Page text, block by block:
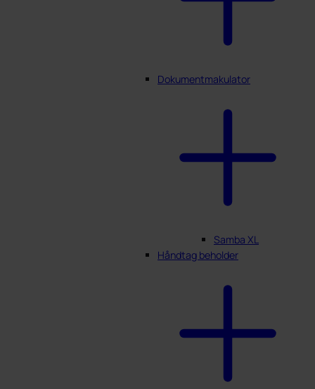
Dokumentmakulator
Samba XL
Håndtag beholder